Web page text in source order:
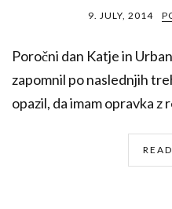
9. JULY, 2014
Poročni dan Katje in
zapomnil po naslednjih
opazil, da imam opravka